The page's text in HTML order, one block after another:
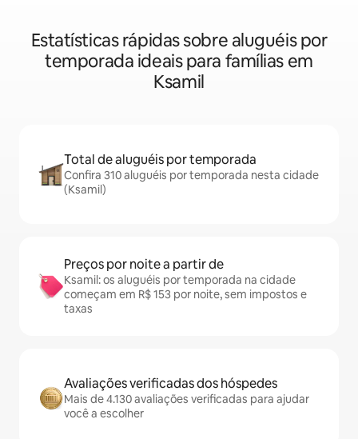
Estatísticas rápidas sobre aluguéis por
temporada ideais para famílias em
Ksamil
Total de aluguéis por temporada
Confira 310 aluguéis por temporada nesta cidade
(Ksamil)
Preços por noite a partir de
Ksamil: os aluguéis por temporada na cidade
começam em R$ 153 por noite, sem impostos e
taxas
Avaliações verificadas dos hóspedes
Mais de 4.130 avaliações verificadas para ajudar
você a escolher